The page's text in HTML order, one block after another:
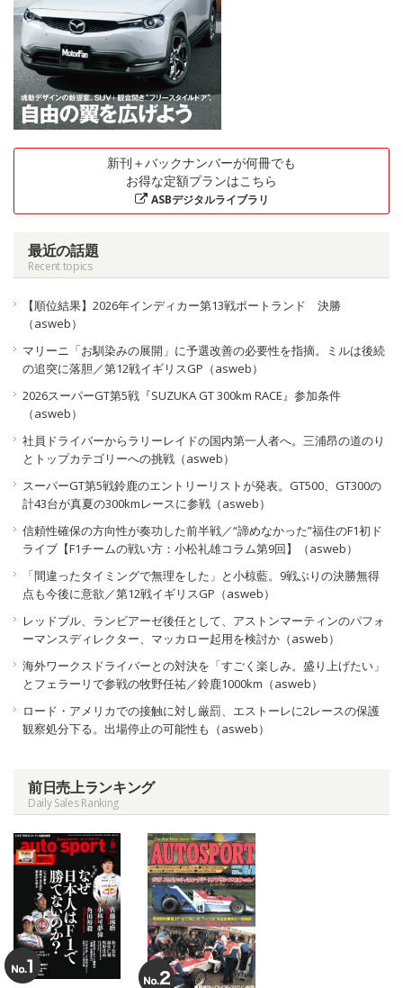
新刊＋バックナンバーが何冊でも
お得な定額プランはこちら
ASBデジタルライブラリ
最近の話題
Recent topics
【順位結果】2026年インディカー第13戦ポートランド 決勝
（asweb）
マリーニ「お馴染みの展開」に予選改善の必要性を指摘。ミルは後続
の追突に落胆／第12戦イギリスGP（asweb）
2026スーパーGT第5戦『SUZUKA GT 300km RACE』参加条件
（asweb）
社員ドライバーからラリーレイドの国内第一人者へ。三浦昂の道のり
とトップカテゴリーへの挑戦（asweb）
スーパーGT第5戦鈴鹿のエントリーリストが発表。GT500、GT300の
計43台が真夏の300kmレースに参戦（asweb）
信頼性確保の方向性が奏功した前半戦／“諦めなかった”福住のF1初ド
ライブ【F1チームの戦い方：小松礼雄コラム第9回】（asweb）
「間違ったタイミングで無理をした」と小椋藍。9戦ぶりの決勝無得
点も今後に意欲／第12戦イギリスGP（asweb）
レッドブル、ランビアーゼ後任として、アストンマーティンのパフォ
ーマンスディレクター、マッカロー起用を検討か（asweb）
海外ワークスドライバーとの対決を「すごく楽しみ。盛り上げたい」
とフェラーリで参戦の牧野任祐／鈴鹿1000km（asweb）
ロード・アメリカでの接触に対し厳罰、エストーレに2レースの保護
観察処分下る。出場停止の可能性も（asweb）
前日売上ランキング
Daily Sales Ranking